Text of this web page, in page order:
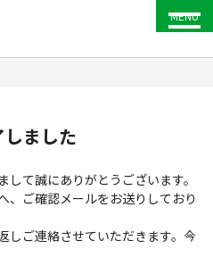
MENU
ました
て誠にありがとうございます。
、ご確認メールをお送りしており
しご連絡させていただきます。今